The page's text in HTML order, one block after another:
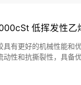
低挥发性乙
具有更好的机械性能和
动性和抗撕裂性，具备